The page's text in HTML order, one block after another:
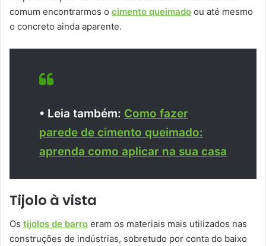
comum encontrarmos o cimento queimado ou até mesmo
o concreto ainda aparente.
• Leia também: Como fazer
parede de cimento queimado:
aprenda como aplicar na sua casa
Tijolo à vista
Os tijolos de barro eram os materiais mais utilizados nas
construções de indústrias, sobretudo por conta do baixo